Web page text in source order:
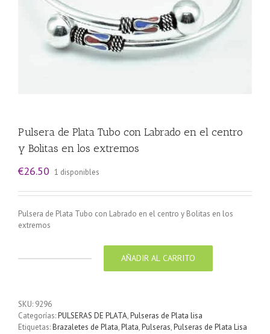
Pulsera de Plata Tubo con Labrado en el centro
y Bolitas en los extremos
€26.50 1 disponibles
Pulsera de Plata Tubo con Labrado en el centro y Bolitas en los
extremos
Labrado
AÑADIR AL CARRITO
SKU: 9296
Categorías:PULSERAS DE PLATA,Pulseras de Plata lisa
Etiquetas:Brazaletes de Plata,Plata,Pulseras,Pulseras de Plata Lisa